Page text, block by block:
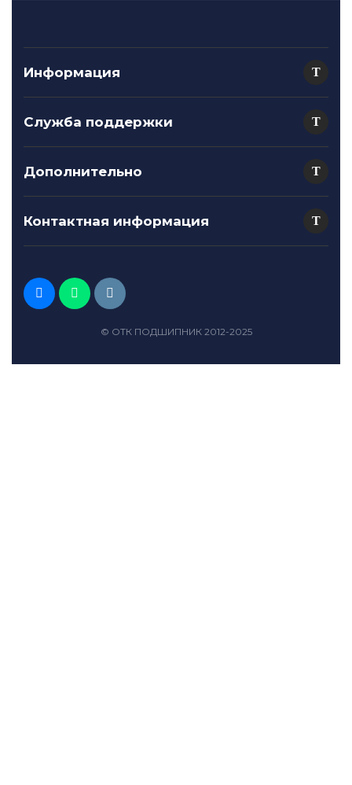
Информация
Служба поддержки
Дополнительно
Контактная информация
© ОТК ПОДШИПНИК 2012-2025